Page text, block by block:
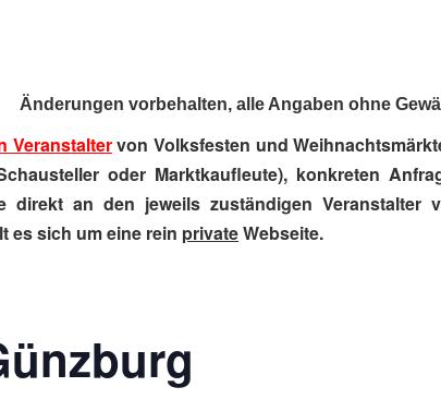
Änderungen vorbehalten, alle Angaben ohne
Veranstaltervon Volksfesten und
oder Marktkaufleute), konkreten
direkt an den jeweils zuständigen Veranstalter
es sich um eine rein privateWebseite.